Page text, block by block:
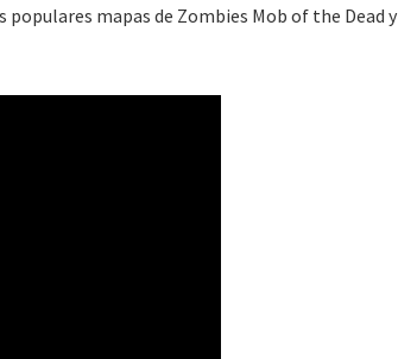
mapas de Zombies Mob of the Dead y